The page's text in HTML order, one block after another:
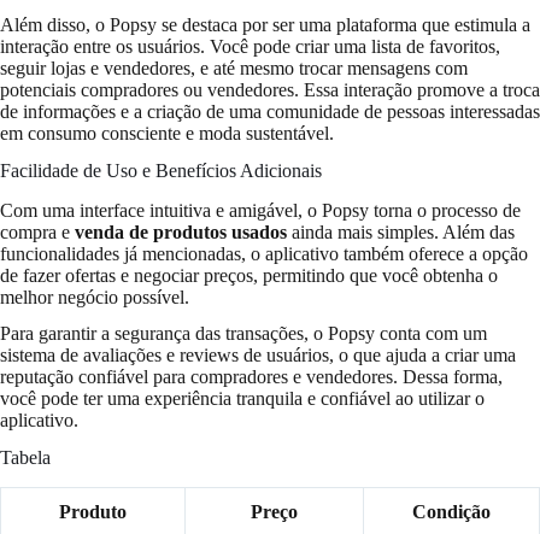
Além disso, o Popsy se destaca por ser uma plataforma que estimula a
interação entre os usuários. Você pode criar uma lista de favoritos,
seguir lojas e vendedores, e até mesmo trocar mensagens com
potenciais compradores ou vendedores. Essa interação promove a troca
de informações e a criação de uma comunidade de pessoas interessadas
em consumo consciente e moda sustentável.
Facilidade de Uso e Benefícios Adicionais
Com uma interface intuitiva e amigável, o Popsy torna o processo de
compra e venda de produtos usados ainda mais simples. Além das
funcionalidades já mencionadas, o aplicativo também oferece a opção
de fazer ofertas e negociar preços, permitindo que você obtenha o
melhor negócio possível.
Para garantir a segurança das transações, o Popsy conta com um
sistema de avaliações e reviews de usuários, o que ajuda a criar uma
reputação confiável para compradores e vendedores. Dessa forma,
você pode ter uma experiência tranquila e confiável ao utilizar o
aplicativo.
Tabela
Produto Preço Condição